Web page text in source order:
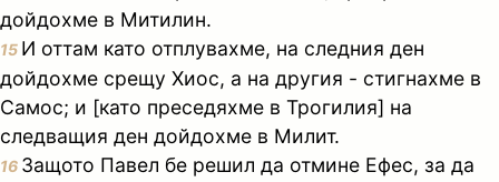
дойдохме в Митилин.
15 И оттам като отплувахме, на следния ден
дойдохме срещу Хиос, а на другия - стигнахме в
Самос; и [като преседяхме в Трогилия] на
следващия ден дойдохме в Милит.
16 Защото Павел бе решил да отмине Ефес, за да